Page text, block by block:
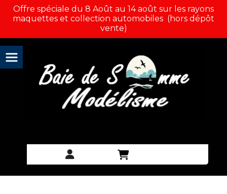
Offre spéciale du 8 Août au 14 août sur les rayons
maquettes et collection automobiles (hors dépôt
vente)
Panneau de gestion des cookies